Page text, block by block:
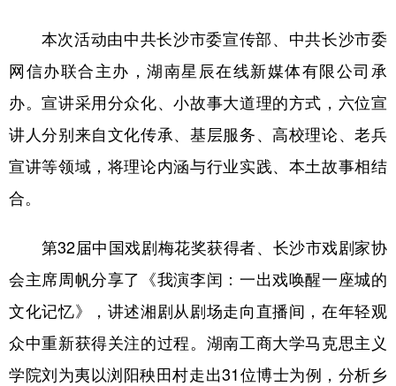
浙江 安徽 福建 江西
山东 河南 湖北 湖南
广东 广西 海南 重庆
四川 贵州 云南 西藏
新疆 内蒙古 黑龙江
多语种频道
English Español Français عربى
本次活动由中共长沙市委宣传部、中共长沙市委
网信办联合主办，湖南星辰在线新媒体有限公司承
办。宣讲采用分众化、小故事大道理的方式，六位宣
讲人分别来自文化传承、基层服务、高校理论、老兵
宣讲等领域，将理论内涵与行业实践、本土故事相结
合。
第32届中国戏剧梅花奖获得者、长沙市戏剧家协
会主席周帆分享了《我演李闰：一出戏唤醒一座城的
文化记忆》，讲述湘剧从剧场走向直播间，在年轻观
众中重新获得关注的过程。湖南工商大学马克思主义
学院刘为夷以浏阳秧田村走出31位博士为例，分析乡